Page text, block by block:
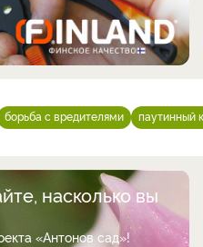
борьба с вредителями паутинный
насколько вы
«Антонов сад»!